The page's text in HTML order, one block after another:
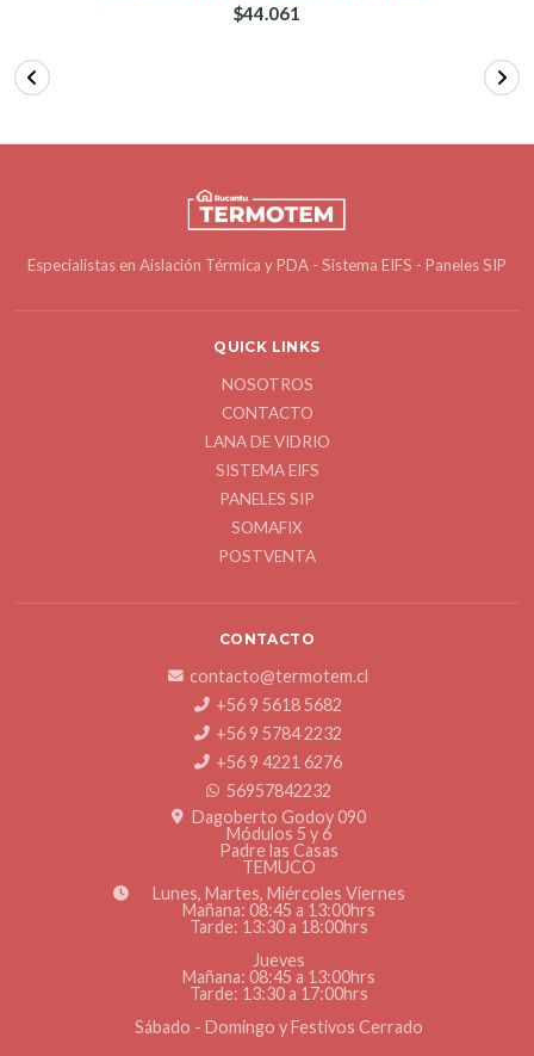
$44.061
Especialistas en Aislación Térmica y PDA - Sistema EIFS - Paneles SIP
QUICK LINKS
NOSOTROS
CONTACTO
LANA DE VIDRIO
SISTEMA EIFS
PANELES SIP
SOMAFIX
POSTVENTA
CONTACTO
contacto@termotem.cl
+56 9 5618 5682
+56 9 5784 2232
+56 9 4221 6276
56957842232
Dagoberto Godoy 090
Módulos 5 y 6
Padre las Casas
TEMUCO
Lunes, Martes, Miércoles Viernes
Mañana: 08:45 a 13:00hrs
Tarde: 13:30 a 18:00hrs
Jueves
Mañana: 08:45 a 13:00hrs
Tarde: 13:30 a 17:00hrs
Sábado - Domingo y Festivos Cerrado